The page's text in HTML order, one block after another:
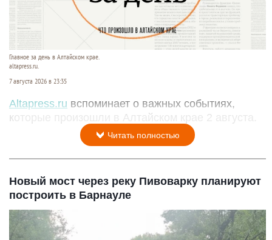
Главное за день в Алтайском крае.
altapress.ru.
7 августа 2026 в 23:35
Altapress.ru вспоминает о важных событиях,
которые произошли в Алтайском крае 2 августа.
Читать полностью
Новый мост через реку Пивоварку планируют
построить в Барнауле